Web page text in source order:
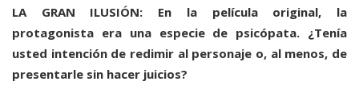
LA GRAN ILUSIÓN: En la película original, la
protagonista era una especie de psicópata. ¿Tenía
usted intención de redimir al personaje o, al menos, de
presentarle sin hacer juicios?